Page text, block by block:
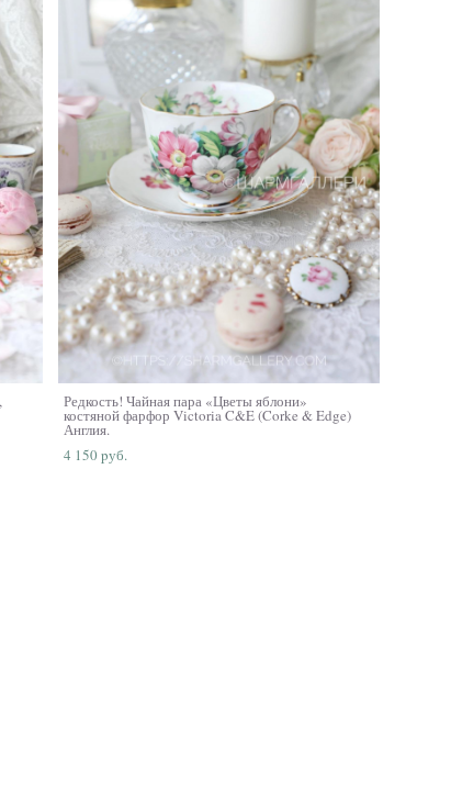
Редкость! Чайная пара «Цветы яблони»
костяной фарфор Victoria C&E (Corke & Edge)
Англия.
4 150 pуб.